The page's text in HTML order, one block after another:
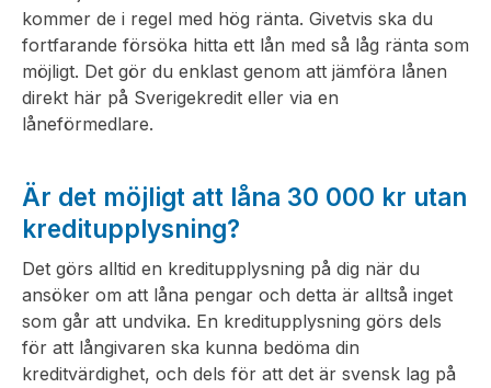
kommer de i regel med hög ränta. Givetvis ska du
fortfarande försöka hitta ett lån med så låg ränta som
möjligt. Det gör du enklast genom att jämföra lånen
direkt här på Sverigekredit eller via en
låneförmedlare.
Är det möjligt att låna 30 000 kr utan
kreditupplysning?
Det görs alltid en kreditupplysning på dig när du
ansöker om att låna pengar och detta är alltså inget
som går att undvika. En kreditupplysning görs dels
för att långivaren ska kunna bedöma din
kreditvärdighet, och dels för att det är svensk lag på